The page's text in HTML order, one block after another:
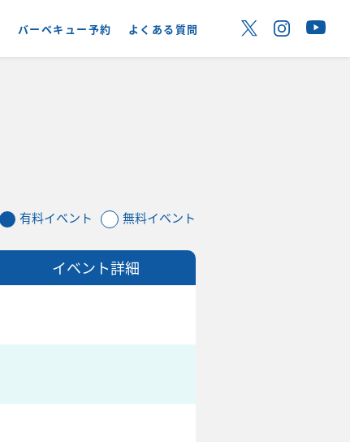
バーベキュー予約 よくある質問
有料イベント 無料イベント
イベント詳細